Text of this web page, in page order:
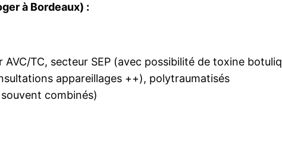
à Bordeaux) :
TC, secteur SEP (avec possibilité de toxine
appareillages ++), polytraumatisés
combinés)